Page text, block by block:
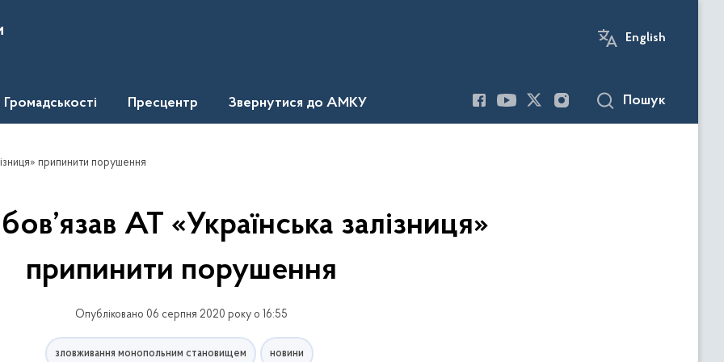
English
Громадськості Пресцентр Звернутися до АМКУ Пошук
припинити порушення
АТ «Українська залізниця»
припинити порушення
Опубліковано 06 серпня 2020 року о 16:55
зловживання монопольним становищем новини